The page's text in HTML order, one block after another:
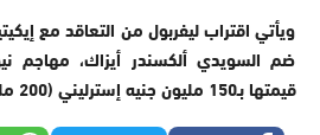
ويأتي اقتراب ليفربول من التعاقد مع
ضم السويدي ألكسندر أيزاك، مهاجم
قيمتها بـ150 مليون جنيه إسترليني (200 مليون دولار).